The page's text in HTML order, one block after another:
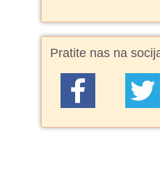
Pratite nas na